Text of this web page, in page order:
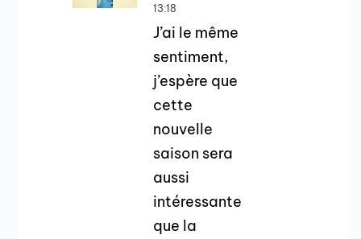
13:18
J’ai le même
sentiment,
j’espère que
cette
nouvelle
saison sera
aussi
intéressante
que la